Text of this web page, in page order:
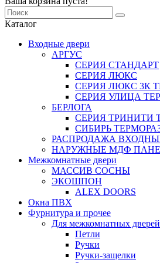
Каталог
Входные двери
АРГУС
СЕРИЯ СТАНДАРТ
СЕРИЯ ЛЮКС
СЕРИЯ ЛЮКС 3К
СЕРИЯ УЛИЦА
БЕРЛОГА
СЕРИЯ ТРИНИТИ
СИБИРЬ
РАСПРОДАЖА
НАРУЖНЫЕ МДФ
Межкомнатные двери
МАССИВ СОСНЫ
ЭКОШПОН
ALEX DOORS
Окна ПВХ
Фурнитура и прочее
Для межкомнатных дверей
Петли
Ручки
Ручки-защелки